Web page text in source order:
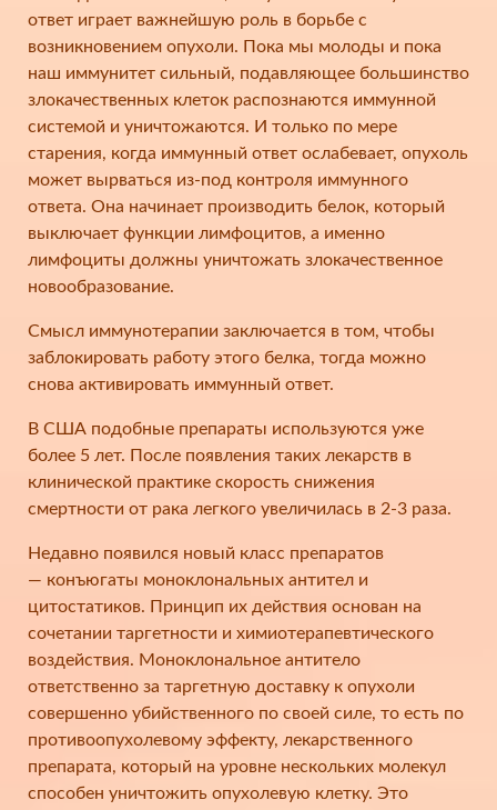
ответ играет важнейшую роль в борьбе с
возникновением опухоли. Пока мы молоды и пока
наш иммунитет сильный, подавляющее большинство
злокачественных клеток распознаются иммунной
системой и уничтожаются. И только по мере
старения, когда иммунный ответ ослабевает, опухоль
может вырваться из-под контроля иммунного
ответа. Она начинает производить белок, который
выключает функции лимфоцитов, а именно
лимфоциты должны уничтожать злокачественное
новообразование.
Смысл иммунотерапии заключается в том, чтобы
заблокировать работу этого белка, тогда можно
снова активировать иммунный ответ.
В США подобные препараты используются уже
более 5 лет. После появления таких лекарств в
клинической практике скорость снижения
смертности от рака легкого увеличилась в 2-3 раза.
Недавно появился новый класс препаратов
— конъюгаты моноклональных антител и
цитостатиков. Принцип их действия основан на
сочетании таргетности и химиотерапевтического
воздействия. Моноклональное антитело
ответственно за таргетную доставку к опухоли
совершенно убийственного по своей силе, то есть по
противоопухолевому эффекту, лекарственного
препарата, который на уровне нескольких молекул
способен уничтожить опухолевую клетку. Это